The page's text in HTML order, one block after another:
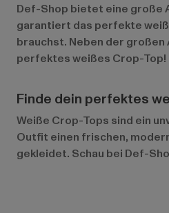
Def-Shop bietet eine große
garantiert das perfekte
brauchst. Neben der
perfektes weißes Crop-Top!
Finde dein perfektes
Weiße Crop-Tops sind ein
Outfit einen frischen,
gekleidet. Schau bei Def-